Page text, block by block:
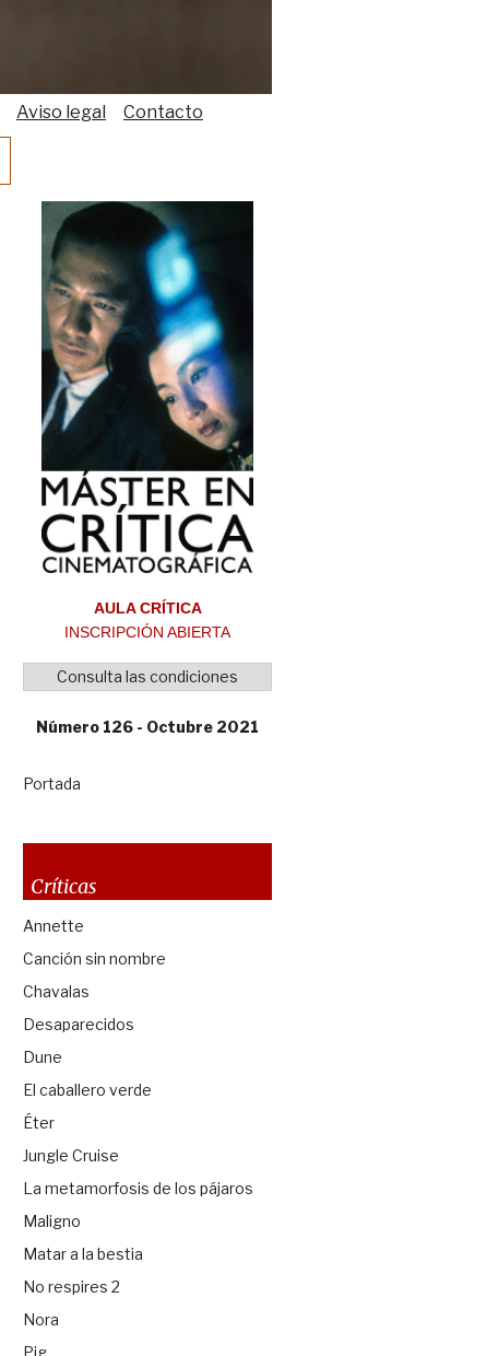
Aviso legal Contacto
AULA CRÍTICA
INSCRIPCIÓN ABIERTA
Consulta las condiciones
Número 126 - Octubre 2021
Portada
Críticas
Annette
Canción sin nombre
Chavalas
Desaparecidos
Dune
El caballero verde
Éter
Jungle Cruise
La metamorfosis de los pájaros
Maligno
Matar a la bestia
No respires 2
Nora